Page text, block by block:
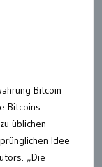
Bitcoin
Bitcoins
üblichen
Idee
„Die